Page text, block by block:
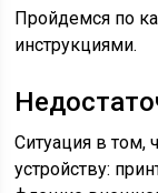
Пройдемся по
инструкциями.
Ситуация в
устройству: